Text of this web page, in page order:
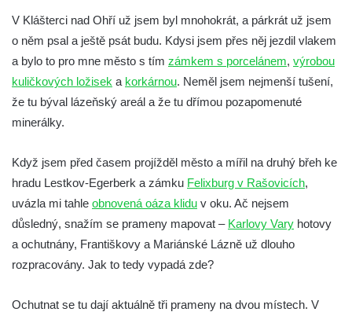
V Klášterci nad Ohří už jsem byl mnohokrát, a párkrát už jsem
o něm psal a ještě psát budu. Kdysi jsem přes něj jezdil vlakem
a bylo to pro mne město s tím zámkem s porcelánem, výrobou
kuličkových ložisek a korkárnou. Neměl jsem nejmenší tušení,
že tu býval lázeňský areál a že tu dřímou pozapomenuté
minerálky.
Když jsem před časem projížděl město a mířil na druhý břeh ke
hradu Lestkov-Egerberk a zámku Felixburg v Rašovicích,
uvázla mi tahle obnovená oáza klidu v oku. Ač nejsem
důsledný, snažím se prameny mapovat – Karlovy Vary hotovy
a ochutnány, Františkovy a Mariánské Lázně už dlouho
rozpracovány. Jak to tedy vypadá zde?
Ochutnat se tu dají aktuálně tři prameny na dvou místech. V